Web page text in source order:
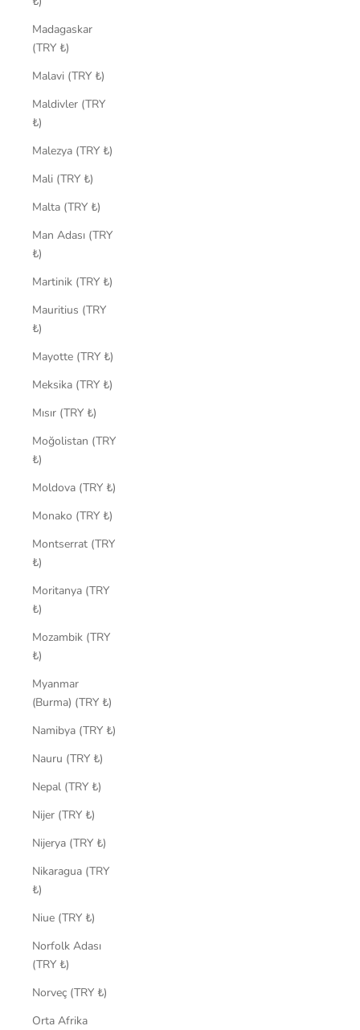
Madagaskar
(TRY ₺)
Malavi (TRY ₺)
Maldivler (TRY
₺)
Malezya (TRY ₺)
Mali (TRY ₺)
Malta (TRY ₺)
Man Adası (TRY
₺)
Martinik (TRY ₺)
Mauritius (TRY
₺)
Mayotte (TRY ₺)
Meksika (TRY ₺)
Mısır (TRY ₺)
Moğolistan (TRY
₺)
Moldova (TRY ₺)
Monako (TRY ₺)
Montserrat (TRY
₺)
Moritanya (TRY
₺)
Mozambik (TRY
₺)
Myanmar
(Burma) (TRY ₺)
Namibya (TRY ₺)
Nauru (TRY ₺)
Nepal (TRY ₺)
Nijer (TRY ₺)
Nijerya (TRY ₺)
Nikaragua (TRY
₺)
Niue (TRY ₺)
Norfolk Adası
(TRY ₺)
Norveç (TRY ₺)
Orta Afrika